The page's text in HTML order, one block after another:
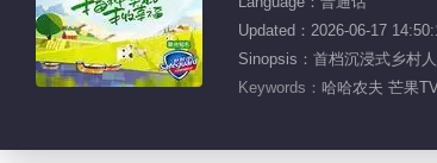
Updated：2026-06-17
Sinopsis：首档沉浸式乡村
Keywords： 哈哈农夫 芒果